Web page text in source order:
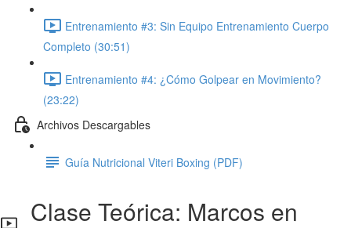
Entrenamiento #3: Sin Equipo Entrenamiento Cuerpo
Completo (30:51)
Entrenamiento #4: ¿Cómo Golpear en Movimiento?
(23:22)
Archivos Descargables
Guía Nutricional Viteri Boxing (PDF)
Clase Teórica: Marcos en